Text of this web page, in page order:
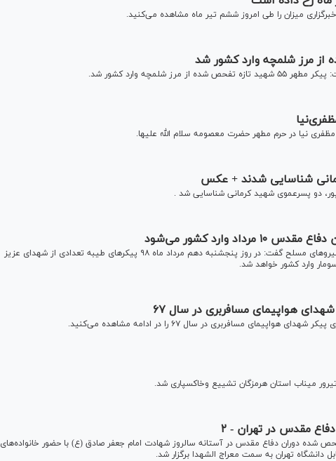
میزان را طی امروز ششم تیر ماه مشاهده می‌کنید.
شلمچه وارد کشور شد.
نیا در حرم مطهر حضرت معصومه سلام الله علیها.
دو پسرعموی شهید کرمانی شناسایی شد .
وارد کشور می‌شود
فرمانده کمیته جست‌وجوی مفقودین ستاد کل نیرو‌های مسلح گفت: در روز پنجشنبه دهم مرداد ماه ۹۸ پیکر‌های طیبه تعدادی از شهدای عزیز
وارد کشور خواهد شد.
هواپیمای مسافربری در سال ۶۷
مسافربری در سال ۶۷ را در ادامه مشاهده می‌کنید.
میناب استان هرمزگان تشییع وخاکسپاری شد.
مطهر ۱۵۰ شهید تازه تفحص شده دوران دفاع مقدس در آستانه سالروز شهادت امام جعفر صادق (ع) با حضور خانواده‌های
دانشگاه تهران به سمت معراج الشهدا برگزار شد.